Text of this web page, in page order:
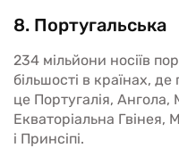
8. Португальська
234 мільйони носіїв
більшості в країнах,
це Португалія,
Екваторіальна
і Принсіпі.